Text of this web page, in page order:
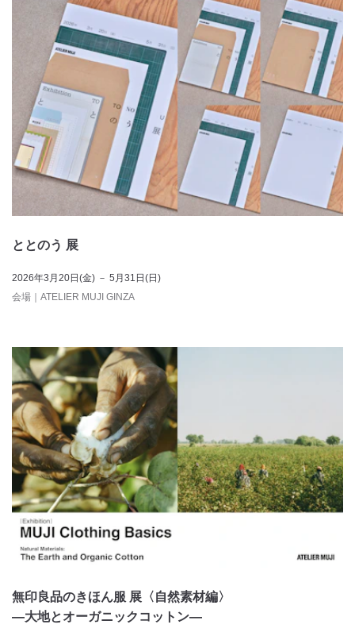
ととのう 展
2026年3月20日(金) － 5月31日(日)
会場 ｜ ATELIER MUJI GINZA
無印良品のきほん服 展〈自然素材編〉
―大地とオーガニックコットン―